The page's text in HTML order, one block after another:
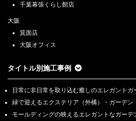
千葉幕張くらし館店
大阪
箕面店
大阪オフィス
タイトル別施工事例
日常に非日常を取り込む癒しのエレガントガ
緑で迎えるエクステリア（外構）・ガーデン
モールディングの映えるエレガントなガーデ